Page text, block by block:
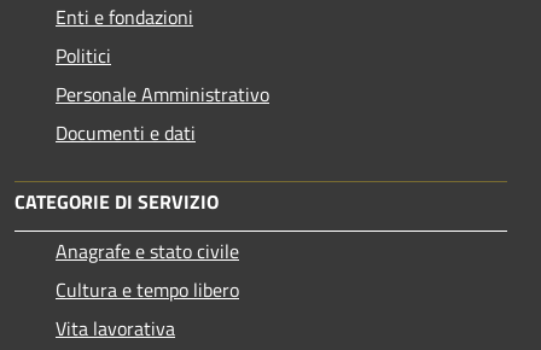
Enti e fondazioni
Politici
Personale Amministrativo
Documenti e dati
CATEGORIE DI SERVIZIO
Anagrafe e stato civile
Cultura e tempo libero
Vita lavorativa